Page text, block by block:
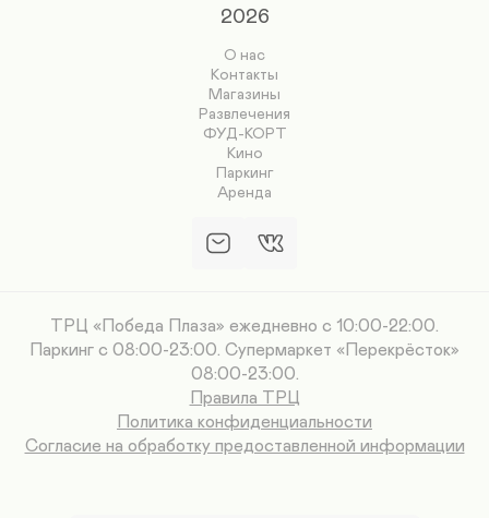
2026
О нас
Контакты
Магазины
Развлечения
ФУД-КОРТ
Кино
Паркинг
Аренда
ТРЦ «Победа Плаза» ежедневно с 10:00-22:00.
Паркинг с 08:00-23:00. Супермаркет «Перекрёсток»
08:00-23:00.
Правила ТРЦ
Политика конфиденциальности
Согласие на обработку предоставленной информации